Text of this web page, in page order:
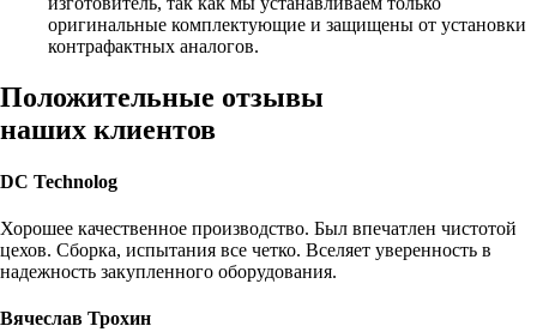
оригинальные комплектующие и защищены от установки
контрафактных аналогов.
Положительные отзывы
наших клиентов
DC Technolog
Хорошее качественное производство. Был впечатлен чистотой
цехов. Сборка, испытания все четко. Вселяет уверенность в
надежность закупленного оборудования.
Вячеслав Трохин